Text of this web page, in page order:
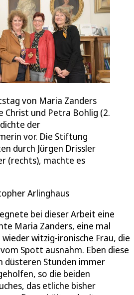
von Maria Zanders
Christ und Petra Bohlig (2.
der
vor. Die Stiftung
durch Jürgen Drissler
(rechts), machte es
Arlinghaus
bei dieser Arbeit eine
Maria Zanders, eine mal
witzig-ironische Frau, die
Spott ausnahm. Eben diese
düsteren Stunden immer
so die beiden
das etliche bisher